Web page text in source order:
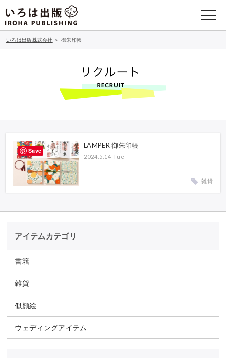
いろは出版株式会社 > 御朱印帳
LAMPER 御朱印帳
2024.5.14 Tue
雑貨
アイテムカテゴリ
書籍
雑貨
似顔絵
ウェディングアイテム
Save